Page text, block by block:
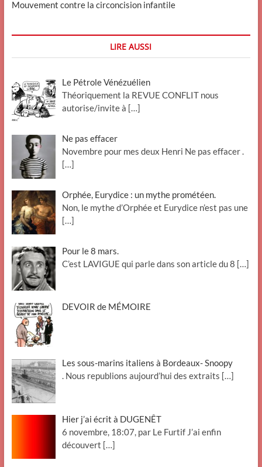
Mouvement contre la circoncision infantile
LIRE AUSSI
Le Pétrole Vénézuélien
Théoriquement la REVUE CONFLIT nous
autorise/invite à […]
Ne pas effacer
Novembre pour mes deux Henri Ne pas effacer .
[…]
Orphée, Eurydice : un mythe prométéen.
Non, le mythe d’Orphée et Eurydice n’est pas une
[…]
Pour le 8 mars.
C’est LAVIGUE qui parle dans son article du 8 […]
DEVOIR de MÉMOIRE
Les sous-marins italiens à Bordeaux- Snoopy
. Nous republions aujourd’hui des extraits […]
Hier j’ai écrit à DUGENÊT
6 novembre, 18:07, par Le Furtif J’ai enfin
découvert […]